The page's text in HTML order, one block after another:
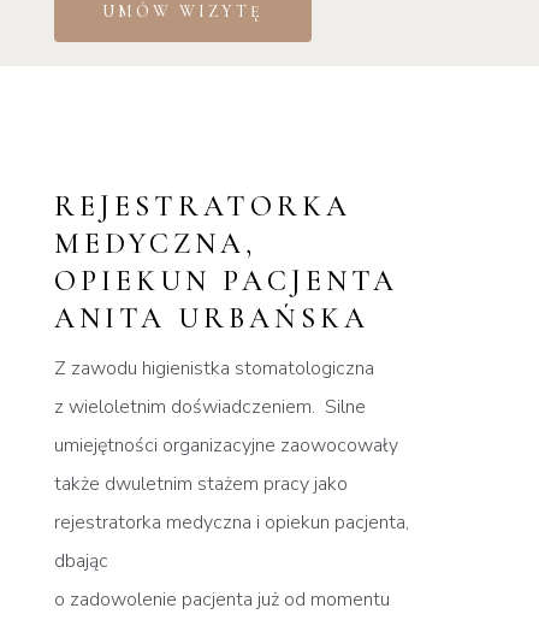
UMÓW WIZYTĘ
REJESTRATORKA
MEDYCZNA,
OPIEKUN PACJENTA
ANITA URBAŃSKA
Z zawodu higienistka stomatologiczna
z wieloletnim doświadczeniem. Silne
umiejętności organizacyjne zaowocowały
także dwuletnim stażem pracy jako
rejestratorka medyczna i opiekun pacjenta,
dbając
o zadowolenie pacjenta już od momentu